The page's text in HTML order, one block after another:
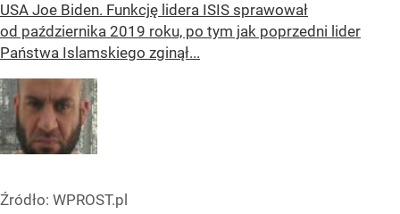
USA Joe Biden. Funkcję lidera ISIS sprawował
od października 2019 roku, po tym jak poprzedni lider
Państwa Islamskiego zginął...
Źródło: WPROST.pl